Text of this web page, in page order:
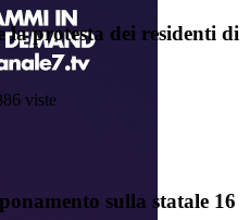
la protesta dei residenti di
viste
sulla statale 16